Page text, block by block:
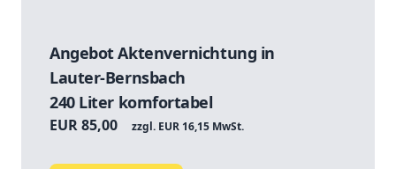
Angebot Aktenvernichtung in
Lauter-Bernsbach
240 Liter komfortabel
EUR 85,00 zzgl. EUR 16,15 MwSt.